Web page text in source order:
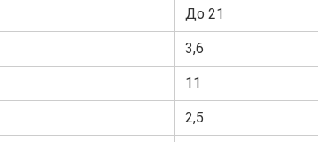
До 21
3,6
11
2,5